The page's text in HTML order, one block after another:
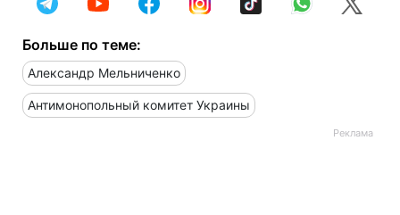
Больше по теме:
Александр Мельниченко
Антимонопольный комитет Украины